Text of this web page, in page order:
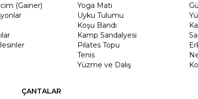
(Gainer)
Yoga Matı
Uyku Tulumu
Koşu Bandı
Kamp Sandalyesi
Pilates Topu
Tenis
Yüzme ve Dalış
ÇANTALAR